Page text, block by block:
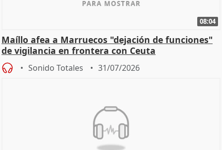
08:04
Maíllo afea a Marruecos "dejación de funciones"
de vigilancia en frontera con Ceuta
Sonido Totales 31/07/2026